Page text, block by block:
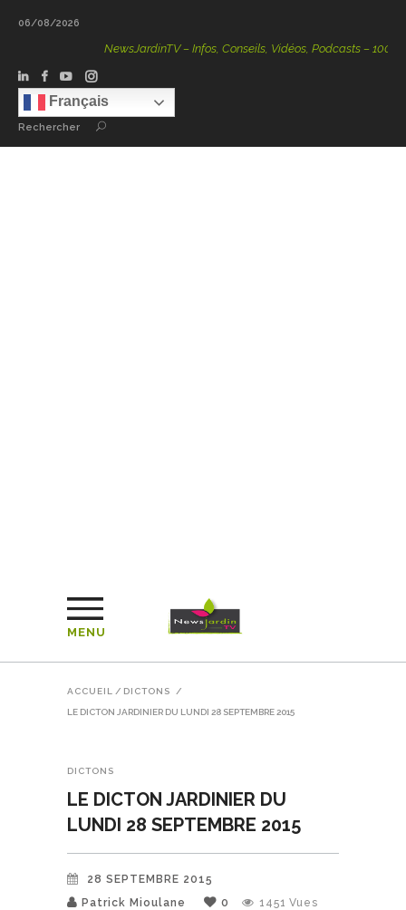
06/08/2026
NewsJardinTV – Infos, Conseils, Vidéos, Podcasts – 100 %
Français
Rechercher
MENU
ACCUEIL / DICTONS /
LE DICTON JARDINIER DU LUNDI 28 SEPTEMBRE 2015
DICTONS
LE DICTON JARDINIER DU
LUNDI 28 SEPTEMBRE 2015
28 SEPTEMBRE 2015
Patrick Mioulane
0 1451 Vues